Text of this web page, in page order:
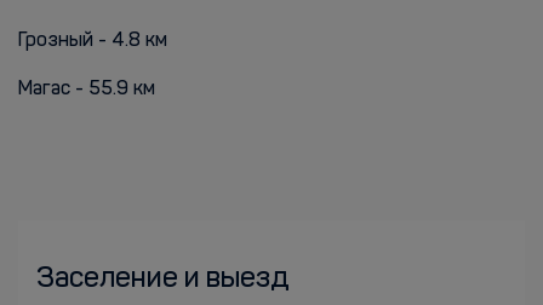
Грозный - 4.8 км
Магас - 55.9 км
Заселение и выезд